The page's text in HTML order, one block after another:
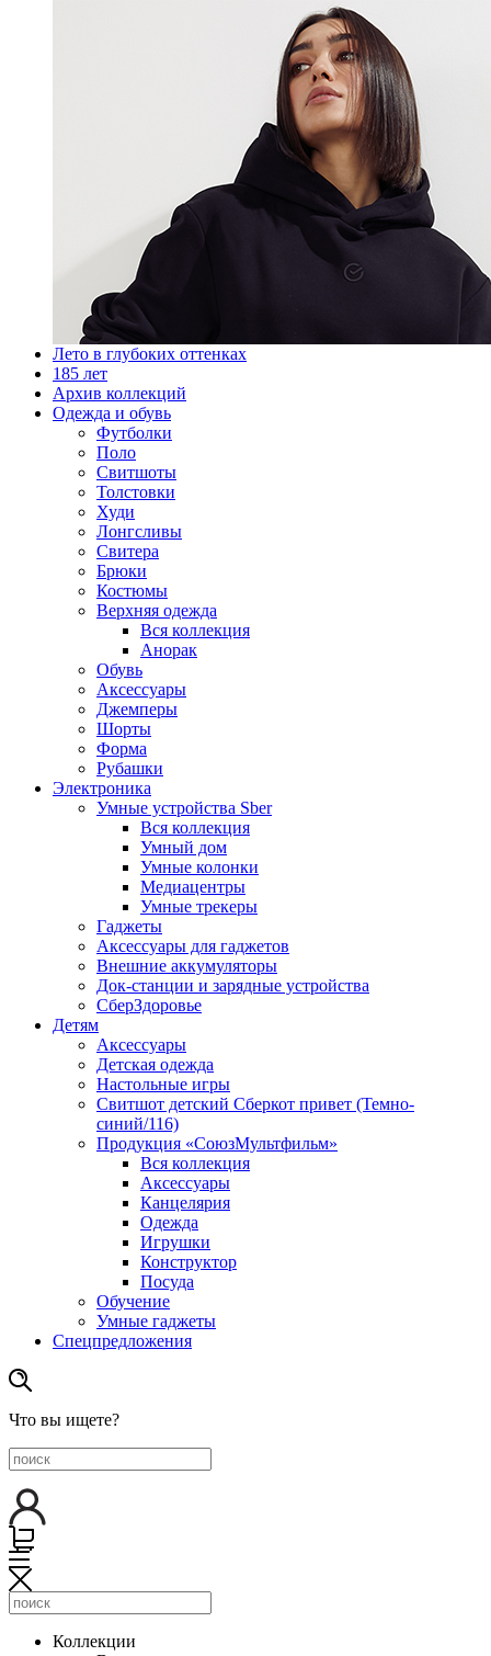
Лето в глубоких оттенках
185 лет
Архив коллекций
Одежда и обувь
Футболки
Поло
Свитшоты
Толстовки
Худи
Лонгсливы
Свитера
Брюки
Костюмы
Верхняя одежда
Вся коллекция
Анорак
Обувь
Аксессуары
Джемперы
Шорты
Форма
Рубашки
Электроника
Умные устройства Sber
Вся коллекция
Умный дом
Умные колонки
Медиацентры
Умные трекеры
Гаджеты
Аксессуары для гаджетов
Внешние аккумуляторы
Док-станции и зарядные устройства
СберЗдоровье
Детям
Аксессуары
Детская одежда
Настольные игры
Свитшот детский Сберкот привет (Темно-
синий/116)
Продукция «СоюзМультфильм»
Вся коллекция
Аксессуары
Канцелярия
Одежда
Игрушки
Конструктор
Посуда
Обучение
Умные гаджеты
Спецпредложения
Что вы ищете?
Коллекции